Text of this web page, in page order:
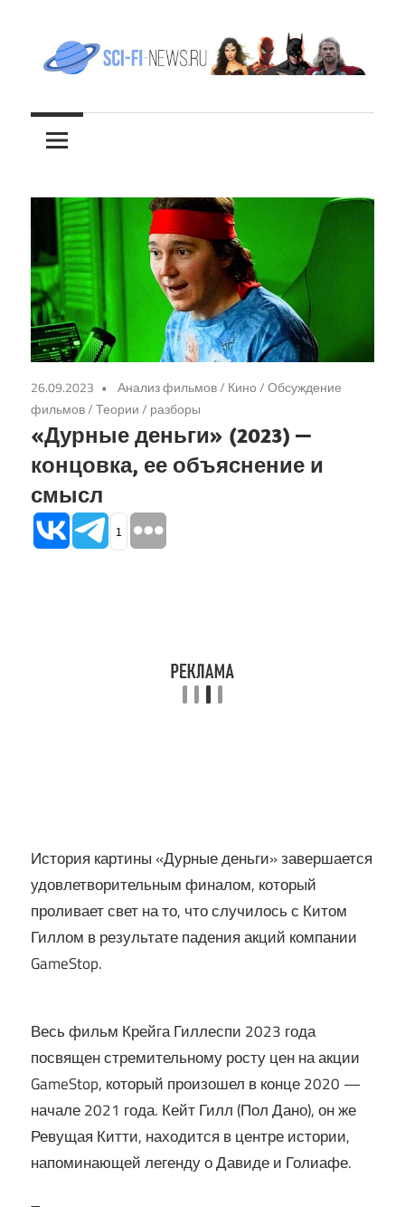
содержимому
sci-
fi-
news.ru
новости
фантастики
26.09.2023 Анализ фильмов/ Кино/Обсуждение
фильмов/Теории / разборы
«Дурные деньги» (2023) —
концовка, ее объяснение и
смысл
1
История картины «Дурные деньги» завершается
удовлетворительным финалом, который
проливает свет на то, что случилось с Китом
Гиллом в результате падения акций компании
GameStop.
Весь фильм Крейга Гиллеспи 2023 года
посвящен стремительному росту цен на акции
GameStop, который произошел в конце 2020 —
начале 2021 года. Кейт Гилл (Пол Дано), он же
Ревущая Китти, находится в центре истории,
напоминающей легенду о Давиде и Голиафе.